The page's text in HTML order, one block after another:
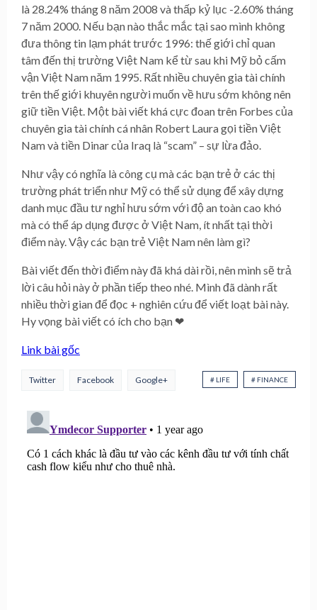
là 28.24% tháng 8 năm 2008 và thấp kỷ lục -2.60% tháng
7 năm 2000. Nếu bạn nào thắc mắc tại sao mình không
đưa thông tin lạm phát trước 1996: thế giới chỉ quan
tâm đến thị trường Việt Nam kể từ sau khi Mỹ bỏ cấm
vận Việt Nam năm 1995. Rất nhiều chuyên gia tài chính
trên thế giới khuyên người muốn về hưu sớm không nên
giữ tiền Việt. Một bài viết khá cực đoan trên Forbes của
chuyên gia tài chính cá nhân Robert Laura gọi tiền Việt
Nam và tiền Dinar của Iraq là “scam” – sự lừa đảo.
Như vậy có nghĩa là công cụ mà các bạn trẻ ở các thị
trường phát triển như Mỹ có thể sử dụng để xây dựng
danh mục đầu tư nghỉ hưu sớm với độ an toàn cao khó
mà có thể áp dụng được ở Việt Nam, ít nhất tại thời
điểm này. Vậy các bạn trẻ Việt Nam nên làm gì?
Bài viết đến thời điểm này đã khá dài rồi, nên mình sẽ trả
lời câu hỏi này ở phần tiếp theo nhé. Mình đã dành rất
nhiều thời gian để đọc + nghiên cứu để viết loạt bài này.
Hy vọng bài viết có ích cho bạn ❤
Link bài gốc
Twitter Facebook Google+ # LIFE # FINANCE